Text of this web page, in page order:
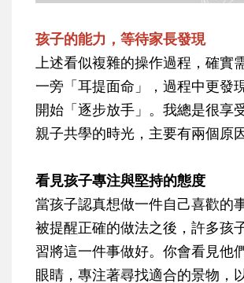
孩子的能力，等待家長發現
上述看似複雜的操作過程，確實
一旁「耳提面命」，過程中更發
開始「逐步放手」。我總是很享
親子共學的時光，主要有兩個原
看見孩子專注與堅持的態度
當孩子認真想做一件自己喜歡的
被提醒正確的做法之後，許多孩
習將這一件事做好。你會看見他
眼睛，專注著尋找適合的景物，